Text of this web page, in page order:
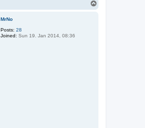
MrNo
Posts: 28
Joined: Sun 19. Jan 2014, 08:36